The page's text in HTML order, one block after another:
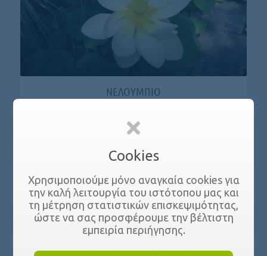
ΝΕΛΟΥΜΠΙΟ
Cookies
Χρησιμοποιούμε μόνο αναγκαία cookies για
την καλή λειτουργία του ιστότοπου μας και
τη μέτρηση στατιστικών επισκεψιμότητας,
ώστε να σας προσφέρουμε την βέλτιστη
εμπειρία περιήγησης.